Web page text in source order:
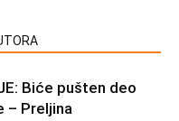
Biće pušten deo
– Preljina